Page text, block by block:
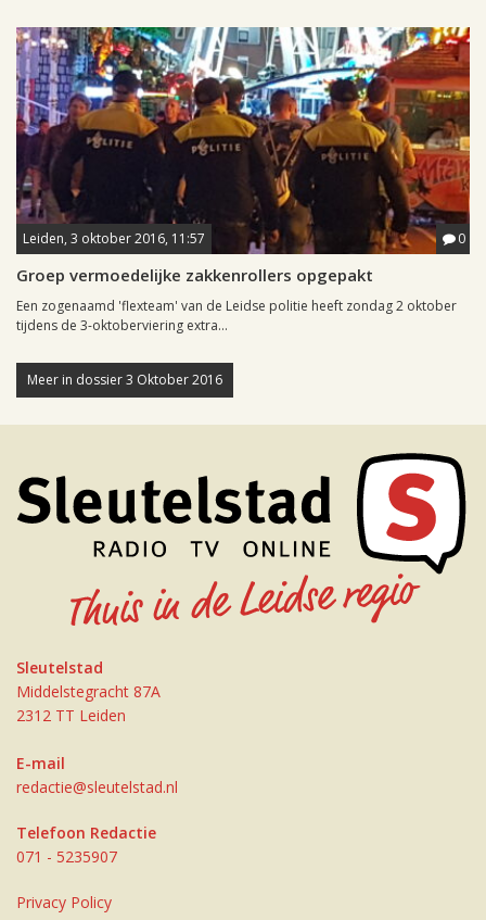
Leiden, 3 oktober 2016, 11:57 0
Groep vermoedelijke zakkenrollers opgepakt
Een zogenaamd 'flexteam' van de Leidse politie heeft zondag 2 oktober
tijdens de 3-oktoberviering extra...
Meer in dossier 3 Oktober 2016
Sleutelstad
Middelstegracht 87A
2312 TT Leiden
E-mail
redactie@sleutelstad.nl
Telefoon Redactie
071 - 5235907
Privacy Policy